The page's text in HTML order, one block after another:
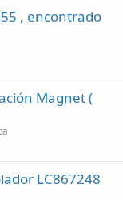
, encontrado
Magnet (
LC867248